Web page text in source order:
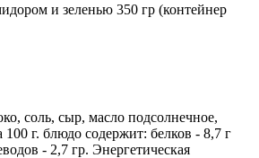
и зеленью 350 гр (контейнер
соль, сыр, масло подсолнечное,
г. блюдо содержит: белков - 8,7 г
- 2,7 гр. Энергетическая